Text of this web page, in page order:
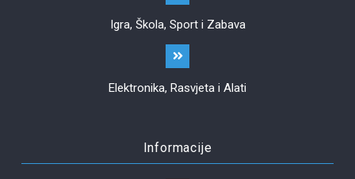
Igra, Škola, Sport i Zabava
Elektronika, Rasvjeta i Alati
Informacije